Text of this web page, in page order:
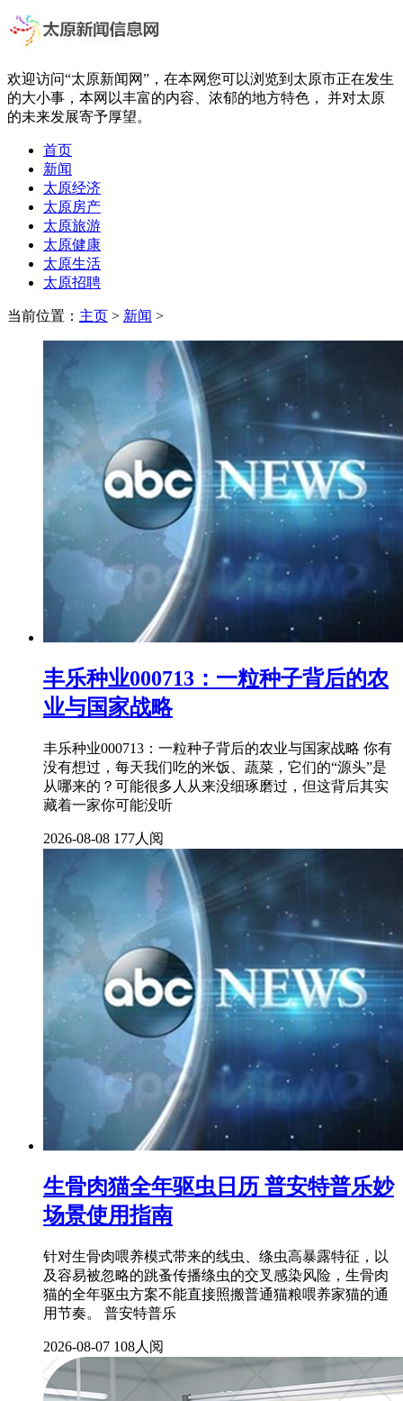
欢迎访问“太原新闻网”，在本网您可以浏览到太原市正在发生
的大小事，本网以丰富的内容、浓郁的地方特色， 并对太原
的未来发展寄予厚望。
首页
新闻
太原经济
太原房产
太原旅游
太原健康
太原生活
太原招聘
当前位置： 主页 > 新闻 >
丰乐种业000713：一粒种子背后的农
业与国家战略
丰乐种业000713：一粒种子背后的农业与国家战略 你有
没有想过，每天我们吃的米饭、蔬菜，它们的“源头”是
从哪来的？可能很多人从来没细琢磨过，但这背后其实
藏着一家你可能没听
2026-08-08 177人阅
生骨肉猫全年驱虫日历 普安特普乐妙
场景使用指南
针对生骨肉喂养模式带来的线虫、绦虫高暴露特征，以
及容易被忽略的跳蚤传播绦虫的交叉感染风险，生骨肉
猫的全年驱虫方案不能直接照搬普通猫粮喂养家猫的通
用节奏。 普安特普乐
2026-08-07 108人阅